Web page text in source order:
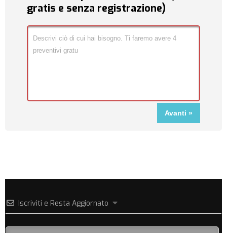
gratis e senza registrazione)
Iscriviti e Resta Aggiornato